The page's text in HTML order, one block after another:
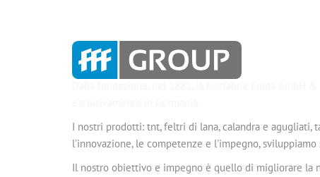
I nostri prodotti: tnt, feltri di lana, calandra e agugliati,
l'innovazione, le competenze e l'impegno,
Il nostro obiettivo e impegno è quello di migliorare la